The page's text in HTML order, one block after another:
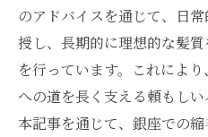
のアドバイスを通じて、日
授し、長期的に理想的な髪
を行っています。これによ
への道を長く支える頼もしい
本記事を通じて、銀座での